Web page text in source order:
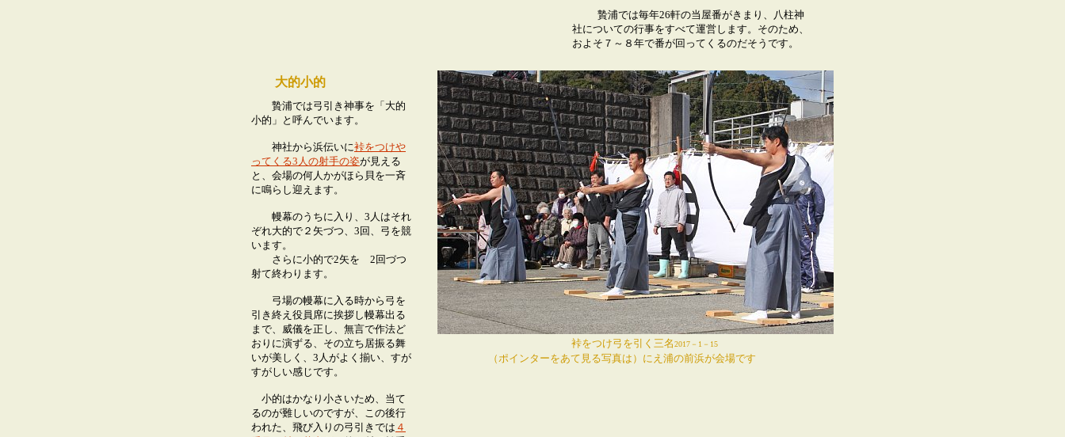
贄浦では毎年26軒の当屋番がきまり、八柱神
社についての行事をすべて運営します。そのため、
およそ７～８年で番が回ってくるのだそうです。
大的小的
贄浦では弓引き神事を「大的
小的」と呼んでいます。
神社から浜伝いに裃をつけや
ってくる3人の射手の姿が見える
と、会場の何人かがほら貝を一斉
に鳴らし迎えます。
幔幕のうちに入り、3人はそれ
ぞれ大的で２矢づつ、3回、弓を競
います。
さらに小的で2矢を 2回づつ
射て終わります。
弓場の幔幕に入る時から弓を
引き終え役員席に挨拶し幔幕出る
まで、威儀を正し、無言で作法ど
おりに演ずる、その立ち居振る舞
いが美しく、3人がよく揃い、すが
すがしい感じです。
小的はかなり小さいため、当て
るのが難しいのですが、この後行
われた、飛び入りの弓引きでは ４
裃をつけ弓を引く三名2017－1－15
（ポインターをあて見る写真は）にえ浦の前浜が会場です